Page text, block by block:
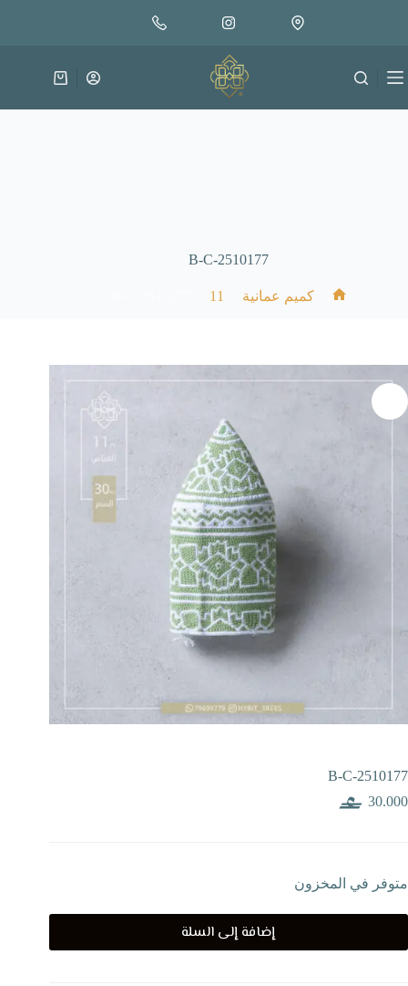
متوفر في المخزون
إضافة إلى السلة
عربة
B-C-2510177
كميم عمانية 11
B-C-2510177
30.000
متوفر في المخزون
إضافة إلى السلة